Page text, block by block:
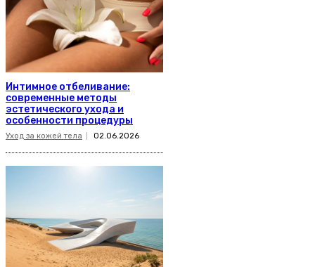
Интимное отбеливание:
современные методы
эстетического ухода и
особенности процедуры
Уход за кожей тела 02.06.2026